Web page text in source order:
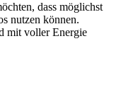
dass möglichst
nutzen können.
mit voller Energie